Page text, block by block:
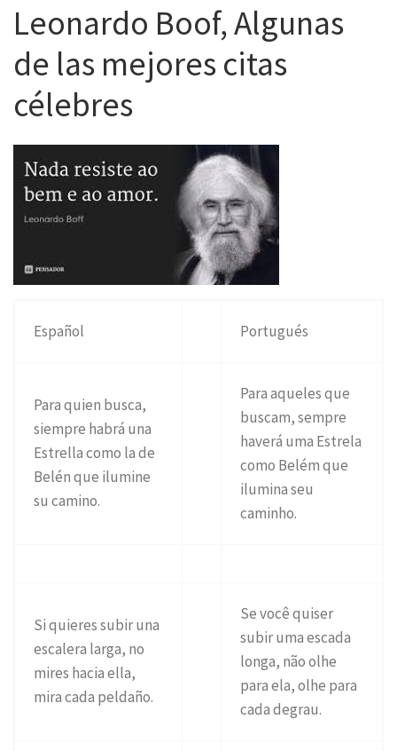
Leonardo Boof, Algunas
de las mejores citas
célebres
Español Portugués
Para quien busca,
siempre habrá una
Estrella como la de
Belén que ilumine
su camino.
Para aqueles que
buscam, sempre
haverá uma Estrela
como Belém que
ilumina seu
caminho.
Si quieres subir una
escalera larga, no
mires hacia ella,
mira cada peldaño.
Se você quiser
subir uma escada
longa, não olhe
para ela, olhe para
cada degrau.